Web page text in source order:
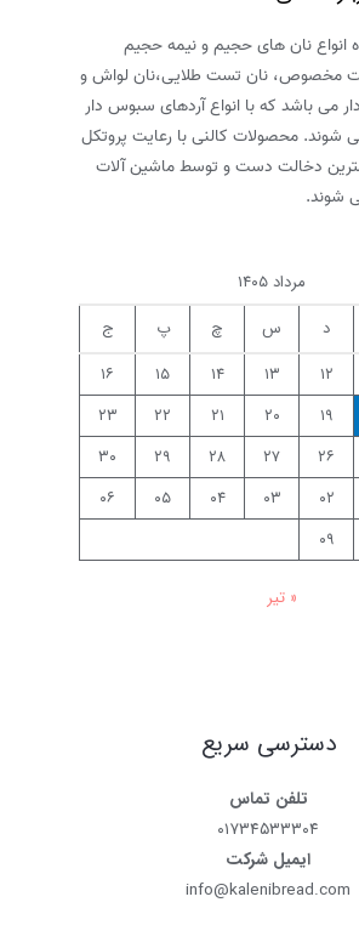
انواع نان های حجیم و نیمه حجیم
مخصوص، نان تست طلایی،نان لواش و
می باشد که با انواع آردهای سبوس دار
شوند. محصولات کالنی با رعایت پروتکل
دخالت دست و توسط ماشین آلات
شوند.
مرداد ۱۴۰۵
د س چ پ
ج
۱۲ ۱۳ ۱۴ ۱۵
۱۶
۱۹ ۲۰ ۲۱ ۲۲
۲۳
۲۶ ۲۷ ۲۸ ۲۹
۳۰
۰۲ ۰۳ ۰۴ ۰۵
۰۶
۰۹
« تیر
دسترسی سریع
تلفن تماس
۰۱۷۳۴۵۳۳۳۰۴
ایمیل شرکت
info@kalenibread.com